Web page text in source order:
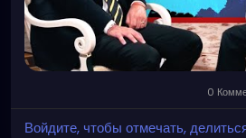
0
Войдите, чтобы отмечать,